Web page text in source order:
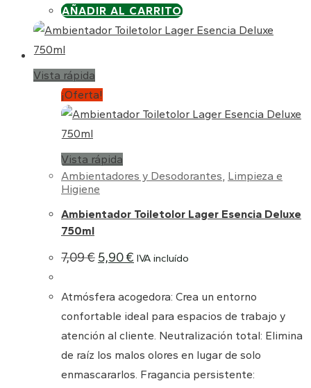
AÑADIR AL CARRITO
Vista rápida
¡Oferta!
Vista rápida
Ambientadores y Desodorantes Limpieza e
Higiene
Ambientador Toiletolor Lager Esencia Deluxe
750ml
7,09€ El
precio
era:
7,09 €.
5,90€ El
precio
es:
5,90 €.
IVA incluído
Atmósfera acogedora: Crea un entorno
confortable ideal para espacios de trabajo y
atención al cliente. Neutralización total: Elimina
de raíz los malos olores en lugar de solo
enmascararlos. Fragancia persistente: